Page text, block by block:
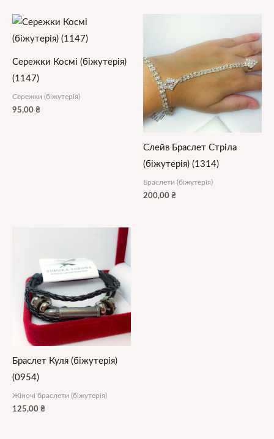
Сережки Космі (біжутерія)
(1147)
Сережки (біжутерія)
95,00 ₴
Слейв Браслет Стріла
(біжутерія) (1314)
Браслети (біжутерія)
200,00 ₴
Браслет Куля (біжутерія)
(0954)
Жіночі браслети (біжутерія)
125,00 ₴